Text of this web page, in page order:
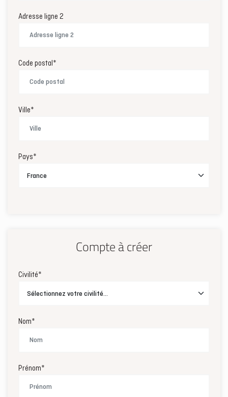
Adresse ligne 2
Code postal*
Ville*
Pays*
Compte à créer
Civilité*
Nom*
Prénom*